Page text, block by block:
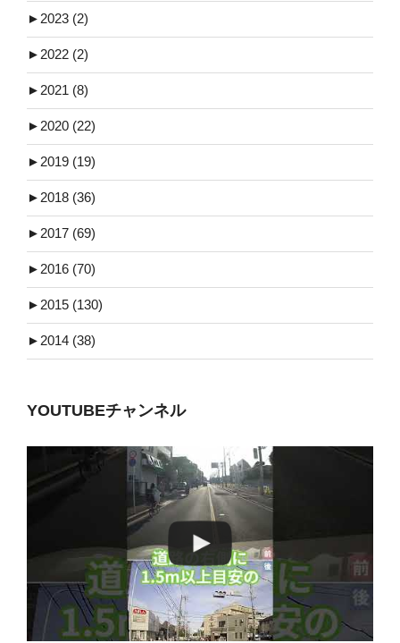
► 2023 (2)
► 2022 (2)
► 2021 (8)
► 2020 (22)
► 2019 (19)
► 2018 (36)
► 2017 (69)
► 2016 (70)
► 2015 (130)
► 2014 (38)
YOUTUBEチャンネル